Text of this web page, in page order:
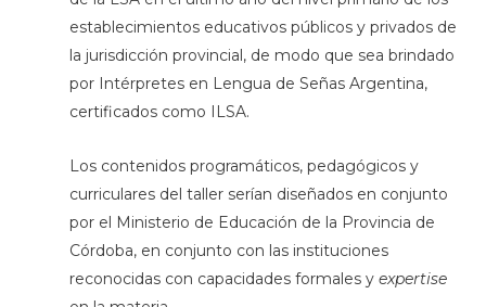
establecimientos educativos públicos y privados de
la jurisdicción provincial, de modo que sea brindado
por Intérpretes en Lengua de Señas Argentina,
certificados como ILSA.
Los contenidos programáticos, pedagógicos y
curriculares del taller serían diseñados en conjunto
por el Ministerio de Educación de la Provincia de
Córdoba, en conjunto con las instituciones
reconocidas con capacidades formales y expertise